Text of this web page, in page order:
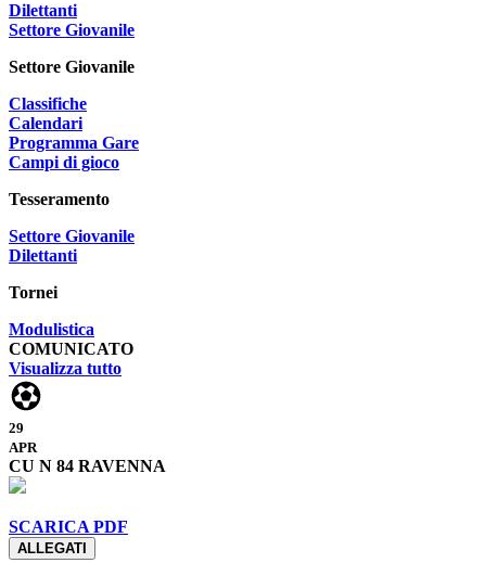
Dilettanti
Settore Giovanile
Settore Giovanile
Classifiche
Calendari
Programma Gare
Campi di gioco
Tesseramento
Settore Giovanile
Dilettanti
Tornei
Modulistica
COMUNICATO
Visualizza tutto
29
APR
CU N 84 RAVENNA
SCARICA PDF
ALLEGATI